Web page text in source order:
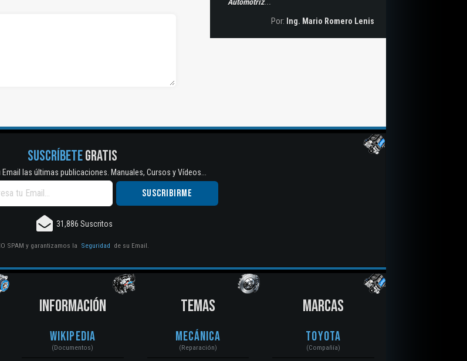
Por: Ing. Mario Romero Lenis
SUSCRÍBETEGRATIS
Email las últimas publicaciones. Manuales, Cursos y Vídeos...
31,886 Suscritos
SPAM y garantizamos la Seguridad de su Email.
INFORMACIÓN
Wikipedia
(Documentos)
TEMAS
Mecánica
(Reparación)
MARCAS
Toyota
(Compañía)